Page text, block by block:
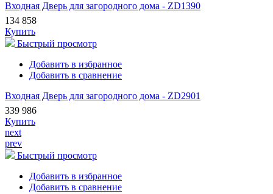
Входная Дверь для загородного дома - ZD1390
134 858
Купить
Быстрый просмотр
Добавить в избранное
Добавить в сравнение
Входная Дверь для загородного дома - ZD2901
339 986
Купить
next
prev
Быстрый просмотр
Добавить в избранное
Добавить в сравнение